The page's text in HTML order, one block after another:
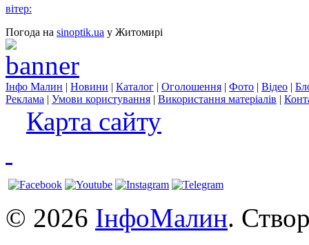
вітер:
Погода на sinoptik.ua у Житомирі
Інфо Малин | Новини | Каталог | Оголошення | Фото | Відео |
Реклама | Умови користування | Використання матеріалів |
Карта сайту
© 2026 ІнфоМалин.